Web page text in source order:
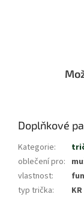
Doplňkové
Kategorie:
oblečení pro:
vlastnost:
typ trička:
KR